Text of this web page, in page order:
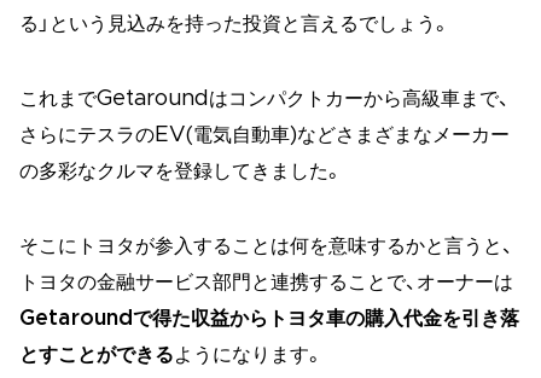
る」という見込みを持った投資と言えるでしょう。
これまでGetaroundはコンパクトカーから高級車まで、
さらにテスラのEV(電気自動車)などさまざまなメーカー
の多彩なクルマを登録してきました。
そこにトヨタが参入することは何を意味するかと言うと、
トヨタの金融サービス部門と連携することで、オーナーは
Getaroundで得た収益からトヨタ車の購入代金を引き落
とすことができるようになります。